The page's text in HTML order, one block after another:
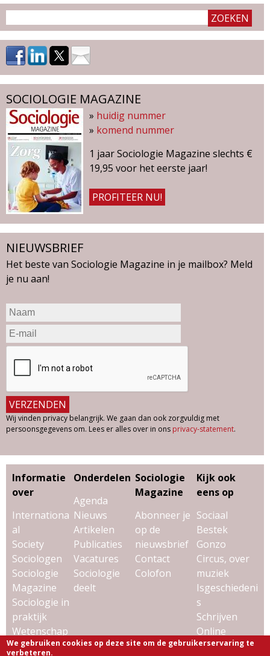
SOCIOLOGIE MAGAZINE
» huidig nummer
» komend nummer
1 jaar Sociologie Magazine slechts €
19,95 voor het eerste jaar!
PROFITEER NU!
NIEUWSBRIEF
Het beste van Sociologie Magazine in je mailbox? Meld
je nu aan!
Wij vinden privacy belangrijk. We gaan dan ook zorgvuldig met
persoonsgegevens om. Lees er alles over in ons privacy-statement.
Informatie
over
Internationa
al
Society
Sociologen
Sociologie
Magazine
Sociologie in
praktijk
Wetenschap
& sociologie
Onderdelen
Agenda
Nieuws
Artikelen
Publicaties
Vacatures
Sociologie
deelt
Sociologie
Magazine
Abonneer je
op de
nieuwsbrief
Contact
Colofon
Kijk ook
eens op
Sociaal
Bestek
Gonzo
Circus, over
muziek
Isgeschiedeni
s
Schrijven
Online
Uitgeverij
We gebruiken cookies op deze site om de gebruikerservaring te
verbeteren.